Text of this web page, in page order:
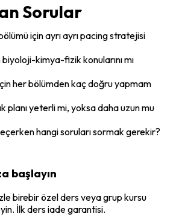
Sorular
için ayrı ayrı pacing stratejisi
kimya-fizik konularını mı
her bölümden kaç doğru yapmam
planı yeterli mi, yoksa daha uzun mu
hangi soruları sormak gerekir?
başlayın
birebir özel ders veya grup kursu
İlk ders iade garantisi.